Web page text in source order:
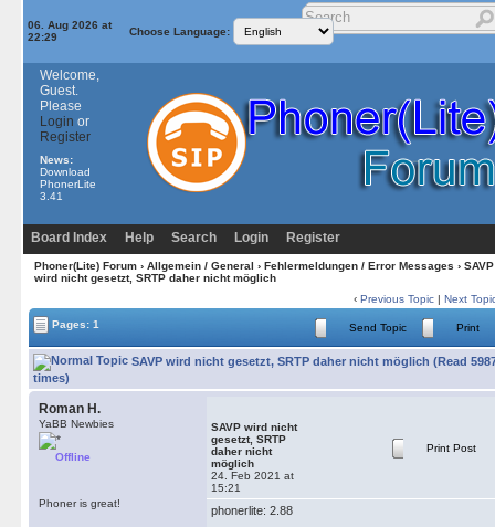
06. Aug 2026 at
22:29
Choose Language:
Welcome,
Guest.
Please
Login or
Register
News:
Download
PhonerLite
3.41
Board Index Help Search Login Register
Phoner(Lite) Forum› Allgemein / General › Fehlermeldungen / Error Messages › SAVP
wird nicht gesetzt, SRTP daher nicht möglich
‹ Previous Topic | Next
Pages: 1 Send Topic Print
SAVP wird nicht gesetzt, SRTP daher nicht möglich (Read
times)
Roman H.
YaBB Newbies
Offline
Phoner is great!
SAVP wird nicht
gesetzt, SRTP
daher nicht
möglich
24. Feb 2021 at
15:21
Print Post
phonerlite: 2.88